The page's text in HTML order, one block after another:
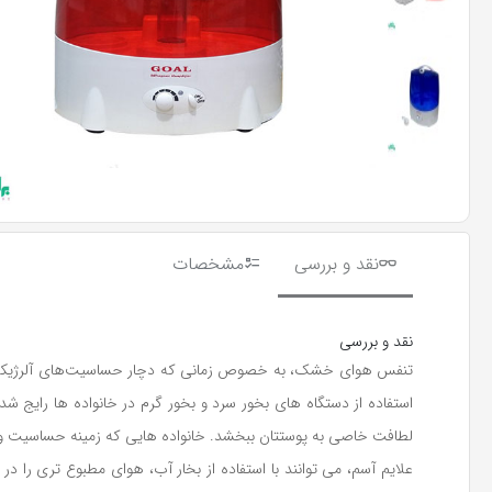
نقد و بررسی مشخصات
نقد و بررسی
تنفس هوای خشک، به خصوص زمانی که دچار حساسیت‌های آلرژیکی
لطافت خاصی به پوستتان ببخشد. خانواده هایی که زمینه